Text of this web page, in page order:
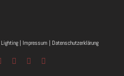
| Impressum | Datenschutzerklärung
Instagram
TwitterYouTube